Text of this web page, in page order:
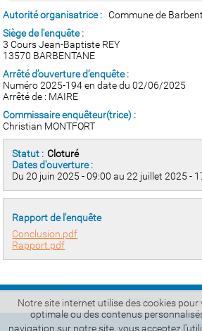
Autorité organisatrice : Commune de
Siège de l'enquête :
3 Cours Jean-Baptiste REY
13570 BARBENTANE
Arrêté d’ouverture d’enquête :
Numéro 2025-194 en date du 02/06/2025
Arrêté de : MAIRE
Commissaire enquêteur(trice) :
Christian MONTFORT
Statut : Cloturé
Dates d'ouverture :
Du 20 juin 2025 - 09:00 au 22 juillet 2025 -
Rapport de l'enquête
Conclusion.pdf
Rapport.pdf
© Micropulse 2026 -Création
Notre site internet utilise des cookies
optimale ou des contenus
navigation sur notre site, vous acceptez